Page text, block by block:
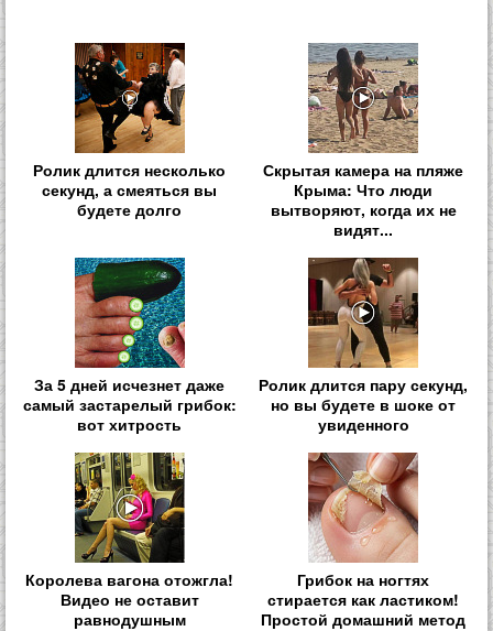
Ролик длится несколько
секунд, а смеяться вы
будете долго
Скрытая камера на пляже
Крыма: Что люди
вытворяют, когда их не
видят...
За 5 дней исчезнет даже
самый застарелый грибок:
вот хитрость
Ролик длится пару секунд,
но вы будете в шоке от
увиденного
Королева вагона отожгла!
Видео не оставит
равнодушным
Грибок на ногтях
стирается как ластиком!
Простой домашний метод